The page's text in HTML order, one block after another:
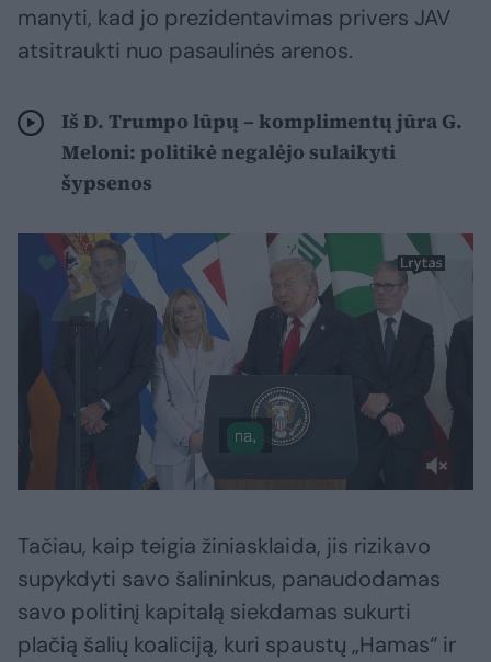
manyti, kad jo prezidentavimas privers JAV
atsitraukti nuo pasaulinės arenos.
Iš D. Trumpo lūpų – komplimentų jūra G.
Meloni: politikė negalėjo sulaikyti
šypsenos
Tačiau, kaip teigia žiniasklaida, jis rizikavo
supykdyti savo šalininkus, panaudodamas
savo politinį kapitalą siekdamas sukurti
plačią šalių koaliciją, kuri spaustų „Hamas“ ir